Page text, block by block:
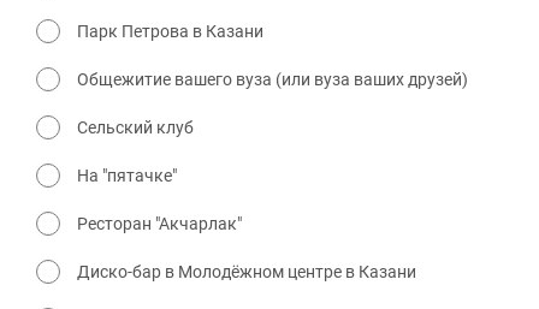
Парк Петрова в Казани
Общежитие вашего вуза (или вуза ваших друзей)
Сельский клуб
На "пятачке"
Ресторан "Акчарлак"
Диско-бар в Молодёжном центре в Казани